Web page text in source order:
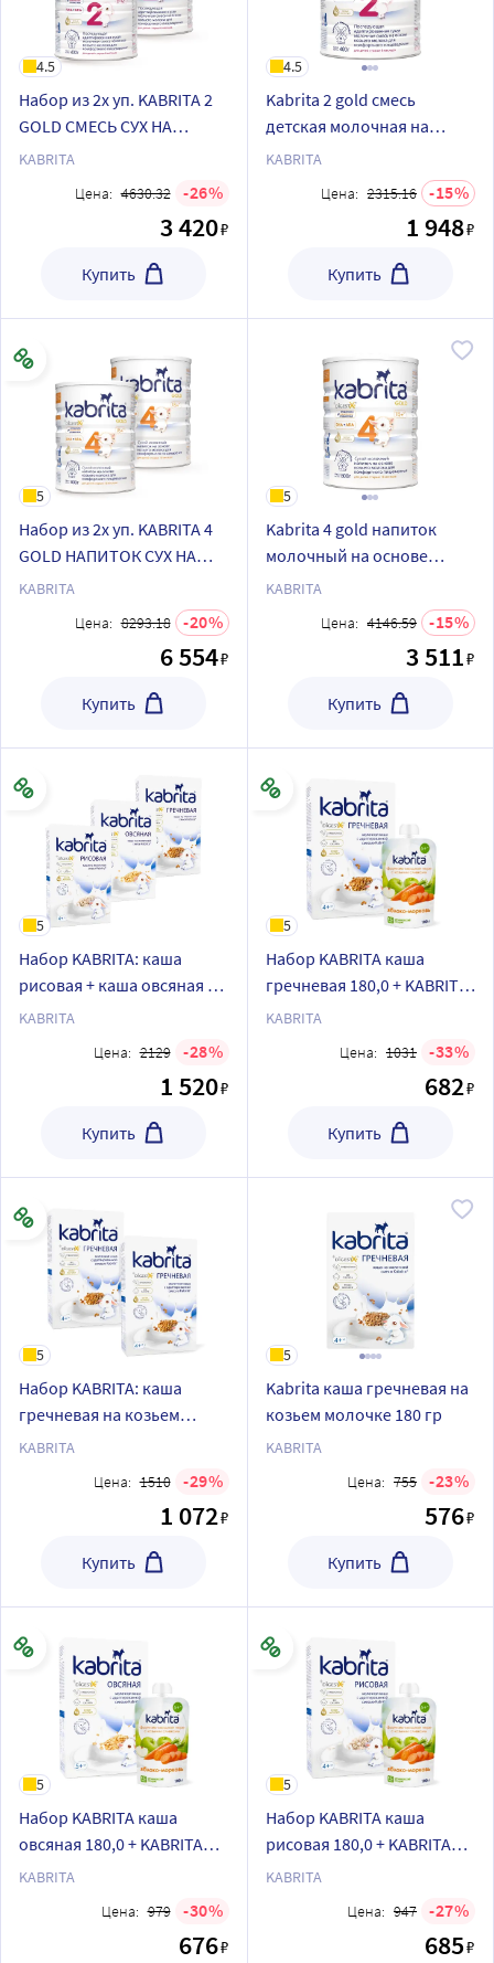
4.5
Набор из 2х уп. KABRITA 2
GOLD СМЕСЬ СУХ НА
КОЗЬЕМ МОЛОКЕ 400 гр по
KABRITA
Цена: 4630.32 26
3 420₽
Купить
4.5
Kabrita 2 gold смесь
детская молочная на
козьем молоке для
пищеварения с 6 месяцев
KABRITA
Цена: 2315.16 15
1 948₽
Купить
5
Набор из 2х уп. KABRITA 4
GOLD НАПИТОК СУХ НА
ОСНОВЕ КОЗЬЕГО МОЛОКА
KABRITA
Цена: 8293.18 20
6 554₽
Купить
5
Kabrita 4 gold напиток
молочный на основе
козьего молока для
пищеварения с 18 месяцев
KABRITA
Цена: 4146.59 15
3 511₽
Купить
5
Набор KABRITA: каша
рисовая + каша овсяная +
каша гречневая
KABRITA
Цена: 2129 28
1 520₽
Купить
5
Набор KABRITA каша
гречневая 180,0 + KABRITA
пюре фруктовое-овощное
Яблоко-морковь
KABRITA
Цена: 1031 33
682₽
Купить
5
Набор KABRITA: каша
гречневая на козьем
молочке - 2 упаковки
KABRITA
Цена: 1510 29
1 072₽
Купить
5
Kabrita каша гречневая на
козьем молочке 180 гр
KABRITA
Цена: 755 23
576₽
Купить
5
Набор KABRITA каша
овсяная 180,0 + KABRITA
пюре фруктовое-овощное
Яблоко-морковь
KABRITA
Цена: 979 30
676₽
5
Набор KABRITA каша
рисовая 180,0 + KABRITA
пюре фруктовое-овощное
Яблоко-морковь
KABRITA
Цена: 947 27
685₽